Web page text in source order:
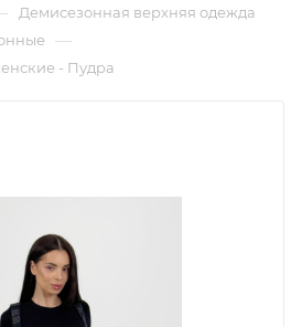
Демисезонная верхняя одежда
—
- Пудра